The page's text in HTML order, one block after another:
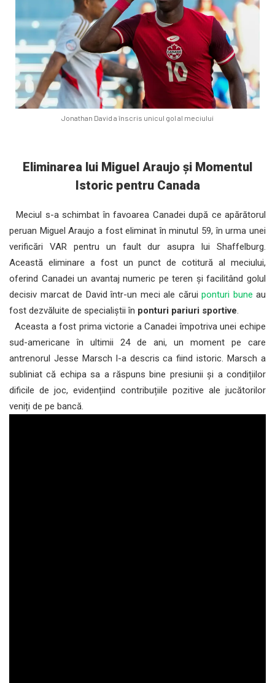
Jonathan David a înscris unicul gol al meciului
Eliminarea lui Miguel Araujo și Momentul
Istoric pentru Canada
Meciul s-a schimbat în favoarea Canadei după ce apărătorul
peruan Miguel Araujo a fost eliminat în minutul 59, în urma unei
verificări VAR pentru un fault dur asupra lui Shaffelburg.
Această eliminare a fost un punct de cotitură al meciului,
oferind Canadei un avantaj numeric pe teren și facilitând golul
decisiv marcat de David într-un meci ale cărui ponturi bune au
fost dezvăluite de specialiștii în ponturi pariuri sportive.
Aceasta a fost prima victorie a Canadei împotriva unei echipe
sud-americane în ultimii 24 de ani, un moment pe care
antrenorul Jesse Marsch l-a descris ca fiind istoric. Marsch a
subliniat că echipa sa a răspuns bine presiunii și a condițiilor
dificile de joc, evidențiind contribuțiile pozitive ale jucătorilor
veniți de pe bancă.